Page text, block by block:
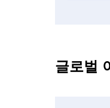
글로벌